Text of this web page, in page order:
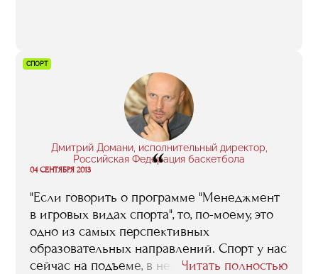
«Я эту проблему так себе представляю , а
вы что по этому поводу думаете»? И
получить мало того, что
квалифицированный, но и еще и очень
подробный ответ…"
СПОРТ
Дмитрий Домани, исполнительный директор,
Российская Федерация баскетбола
“
04 СЕНТЯБРЯ 2013
"Если говорить о программе "Менеджмент
в игровых видах спорта", то, по-моему, это
одно из самых перспективных
образовательных направлений. Спорт у нас
сейчас на подъеме, в него вкладывается
Читать полностью